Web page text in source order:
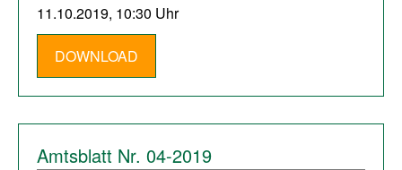
11.10.2019, 10:30 Uhr
DOWNLOAD
Amtsblatt Nr. 04-2019